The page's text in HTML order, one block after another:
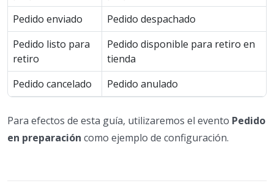
Pedido enviado
Pedido despachado
Pedido listo para
retiro
Pedido disponible para retiro en
tienda
Pedido cancelado
Pedido anulado
Para efectos de esta guía, utilizaremos el evento Pedido
en preparación como ejemplo de configuración.